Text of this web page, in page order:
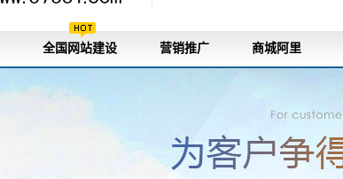
全国网站建设 营销推广 商城阿里